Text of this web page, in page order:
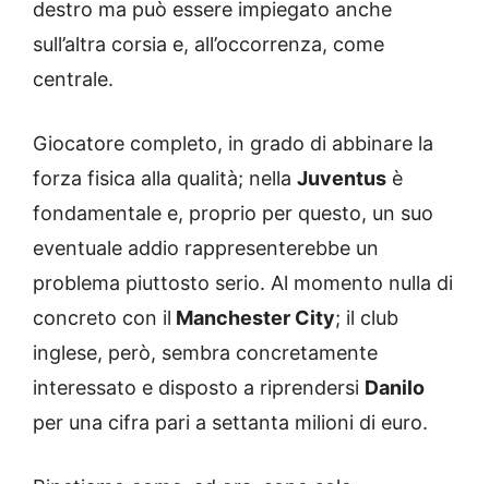
destro ma può essere impiegato anche
sull’altra corsia e, all’occorrenza, come
centrale.
Giocatore completo, in grado di abbinare la
forza fisica alla qualità; nella Juventus è
fondamentale e, proprio per questo, un suo
eventuale addio rappresenterebbe un
problema piuttosto serio. Al momento nulla di
concreto con il Manchester City; il club
inglese, però, sembra concretamente
interessato e disposto a riprendersi Danilo
per una cifra pari a settanta milioni di euro.